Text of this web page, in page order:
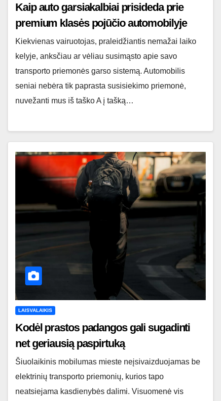
Kaip auto garsiakalbiai prisideda prie
premium klasės pojūčio automobilyje
Kiekvienas vairuotojas, praleidžiantis nemažai laiko
kelyje, anksčiau ar vėliau susimąsto apie savo
transporto priemonės garso sistemą. Automobilis
seniai nebėra tik paprasta susisiekimo priemonė,
nuvežanti mus iš taško A į tašką…
LAISVALAIKIS
Kodėl prastos padangos gali sugadinti
net geriausią paspirtuką
Šiuolaikinis mobilumas mieste neįsivaizduojamas be
elektrinių transporto priemonių, kurios tapo
neatsiejama kasdienybės dalimi. Visuomenė vis